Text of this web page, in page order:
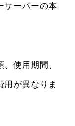
サーバーの本
使用期間、
用が異なりま